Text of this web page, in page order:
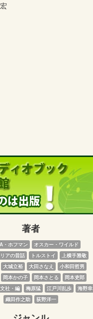
著者
・ホフマン
オスカー・ワイルド
アの昔話
トルストイ
上横手雅敬
大城立裕 大田さなえ
小和田哲男
岡本かの子 岡本さとる
岡本吏郎
社・編 梅原猛 江戸川乱歩
海野幸
織田作之助
荻野洋一